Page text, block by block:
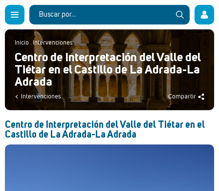
Inicio . Intervenciones
Centro de Interpretación del Valle del
Tiétar en el Castillo de La Adrada-La
Adrada
Intervenciones Compartir
Centro de Interpretación del Valle del Tiétar en el
Castillo de La Adrada-La Adrada